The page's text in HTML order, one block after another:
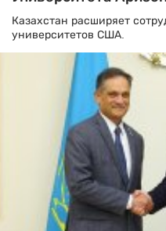
Казахстан расширяет
университетов США.